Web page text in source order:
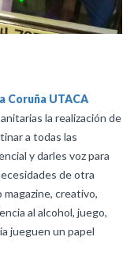
Coruña UTACA
la realización de
a todas las
y darles voz para
de otra
creativo,
al alcohol, juego,
jueguen un papel